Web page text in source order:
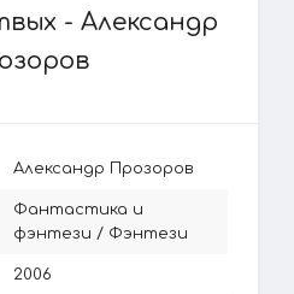
- Александр
Александр Прозоров
Фантастика и
фэнтези / Фэнтези
2006